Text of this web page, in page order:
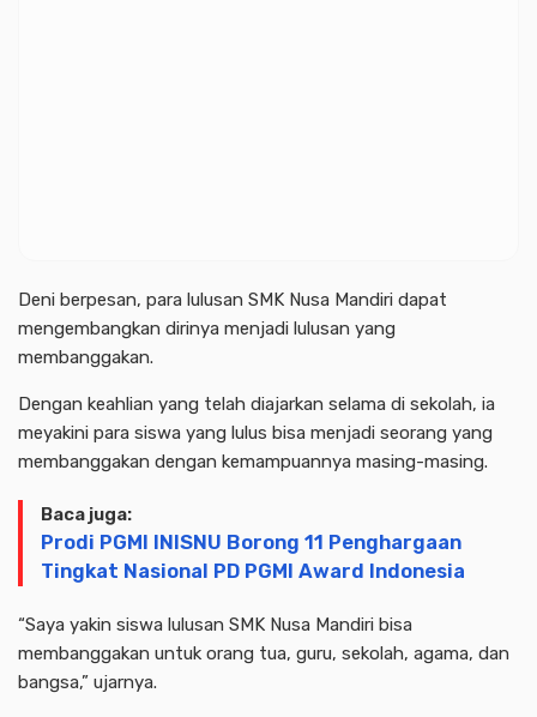
Deni berpesan, para lulusan SMK Nusa Mandiri dapat
mengembangkan dirinya menjadi lulusan yang
membanggakan.
Dengan keahlian yang telah diajarkan selama di sekolah, ia
meyakini para siswa yang lulus bisa menjadi seorang yang
membanggakan dengan kemampuannya masing-masing.
Baca juga:
Prodi PGMI INISNU Borong 11 Penghargaan
Tingkat Nasional PD PGMI Award Indonesia
“Saya yakin siswa lulusan SMK Nusa Mandiri bisa
membanggakan untuk orang tua, guru, sekolah, agama, dan
bangsa,” ujarnya.